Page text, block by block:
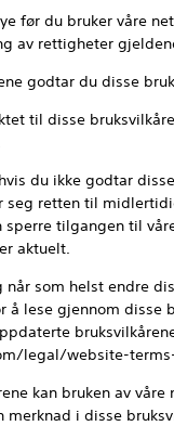
før du bruker våre
av rettigheter
godtar du disse
til disse
du ikke godtar
seg retten til
sperre tilgangen til
aktuelt.
når som helst endre
å lese gjennom disse
legal/website-
kan bruken av
merknad i disse